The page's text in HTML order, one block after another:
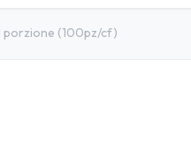
porzione (100pz/cf)